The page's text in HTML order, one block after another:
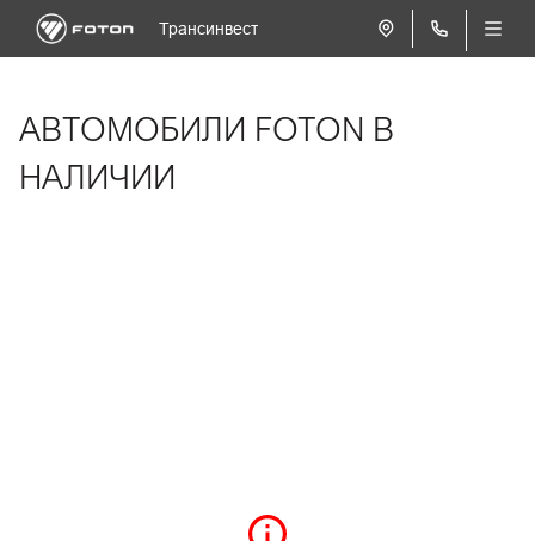
Трансинвест
АВТОМОБИЛИ FOTON В
НАЛИЧИИ